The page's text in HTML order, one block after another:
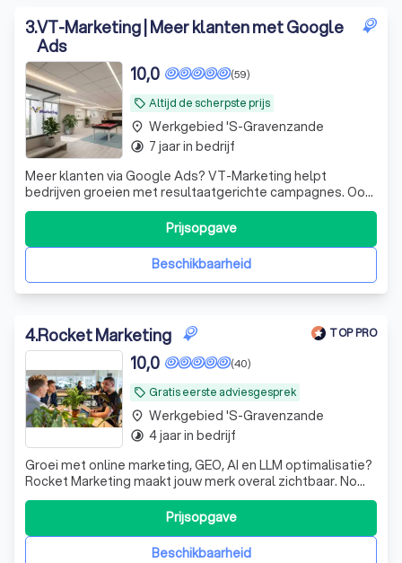
3.VT-Marketing | Meer klanten met Google
Ads
local_offer Altijd de scherpste prijs
(59)
10,0
Meer klanten via Google Ads? VT-Marketing helpt
bedrijven groeien met resultaatgerichte campagnes. Ook
voor websites, SEO en complete online marketing ben je
bij ons aan het juiste adres.
Beschikbaarheid
Prijsopgave
place Werkgebied 's-Gravenzande
timelapse 7 jaar in bedrijf
4.Rocket Marketing TOP PRO
local_offer Gratis eerste adviesgesprek
(40)
10,0
Groei met online marketing, GEO, AI en LLM optimalisatie?
Rocket Marketing maakt jouw merk overal zichtbaar. No
nonsense, strategie op maat. Klaar voor impact?
Beschikbaarheid
Prijsopgave
place Werkgebied 's-Gravenzande
timelapse 4 jaar in bedrijf